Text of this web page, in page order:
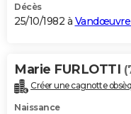
Décès
25/10/1982 à
Marie FURLOTTI
Créer une cagnotte
Naissance